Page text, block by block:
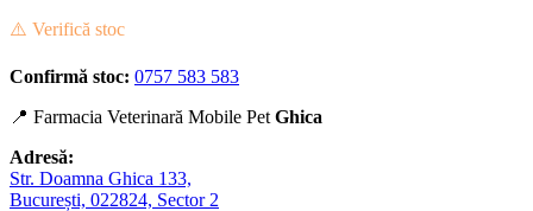
⚠️ Verifică stoc
Confirmă stoc: 0757 583 583
📍 Farmacia Veterinară Mobile Pet Ghica
Adresă:
Str. Doamna Ghica 133,
București, 022824, Sector 2